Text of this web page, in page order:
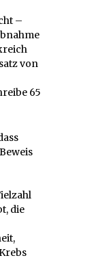
–
von
65
die